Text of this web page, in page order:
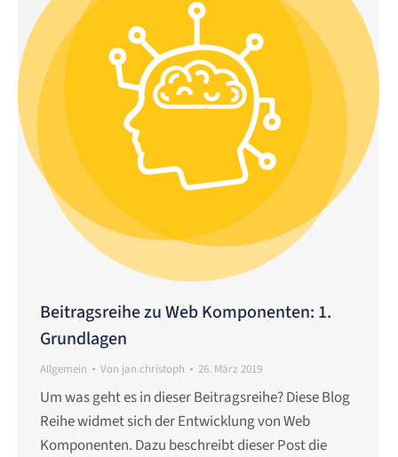
Beitragsreihe zu Web Komponenten: 1.
Grundlagen
Allgemein Von jan.christoph 26. März 2019
Um was geht es in dieser Beitragsreihe? Diese Blog
Reihe widmet sich der Entwicklung von Web
Komponenten. Dazu beschreibt dieser Post die